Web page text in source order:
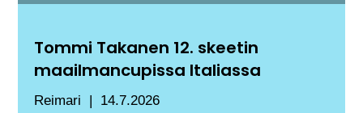
Tommi Takanen 12. skeetin
maailmancupissa Italiassa
Reimari 14.7.2026